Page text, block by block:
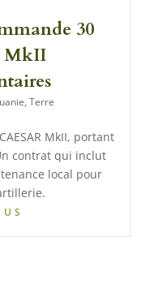
30
MkII
,Terre
MkII, portant
contrat qui inclut
local pour